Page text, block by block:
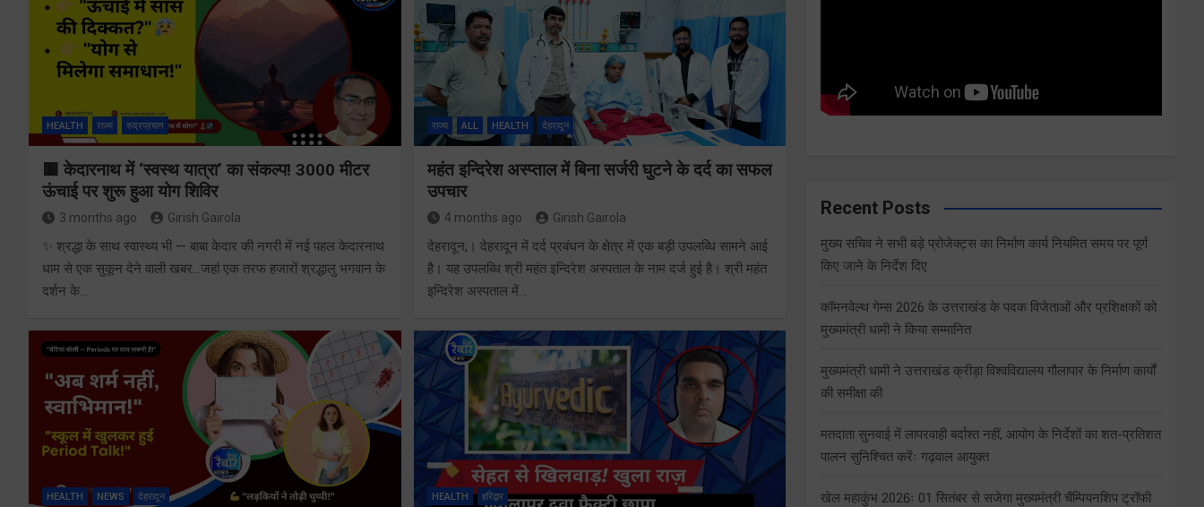
HEALTH राज्य रुद्रप्रयाग
🟥 केदारनाथ में ‘स्वस्थ यात्रा’ का संकल्प! 3000 मीटर
ऊंचाई पर शुरू हुआ योग शिविर
3 months ago Girish Gairola
✨ श्रद्धा के साथ स्वास्थ्य भी — बाबा केदार की नगरी में नई पहल केदारनाथ
धाम से एक सुकून देने वाली खबर…जहां एक तरफ हजारों श्रद्धालु भगवान के
दर्शन के…
राज्य ALL HEALTH देहरादून
महंत इन्दिरेश अस्प्ताल में बिना सर्जरी घुटने के दर्द का सफल
उपचार
4 months ago Girish Gairola
देहरादून,। देहरादून में दर्द प्रबंधन के क्षेत्र में एक बड़ी उपलब्धि सामने आई
है। यह उपलब्धि श्री महंत इन्दिरेश अस्पताल के नाम दर्ज हुई है। श्री महंत
इन्दिरेश अस्पताल में…
HEALTH NEWS देहरादून HEALTH हरिद्वार
Recent Posts
मुख्य सचिव ने सभी बड़े प्रोजेक्ट्स का निर्माण कार्य नियमित समय पर पूर्ण
किए जाने के निर्देश दिए
कॉमनवेल्थ गेम्स 2026 के उत्तराखंड के पदक विजेताओं और प्रशिक्षकों को
मुख्यमंत्री धामी ने किया सम्मानित
मुख्यमंत्री धामी ने उत्तराखंड क्रीड़ा विश्वविद्यालय गौलापार के निर्माण कार्यों
की समीक्षा की
मतदाता सुनवाई में लापरवाही बर्दाश्त नहीं, आयोग के निर्देशों का शत-प्रतिशत
पालन सुनिश्चित करेंः गढ़वाल आयुक्त
खेल महाकुंभ 2026ः 01 सितंबर से सजेगा मुख्यमंत्री चैंम्पियनशिप ट्रॉफी